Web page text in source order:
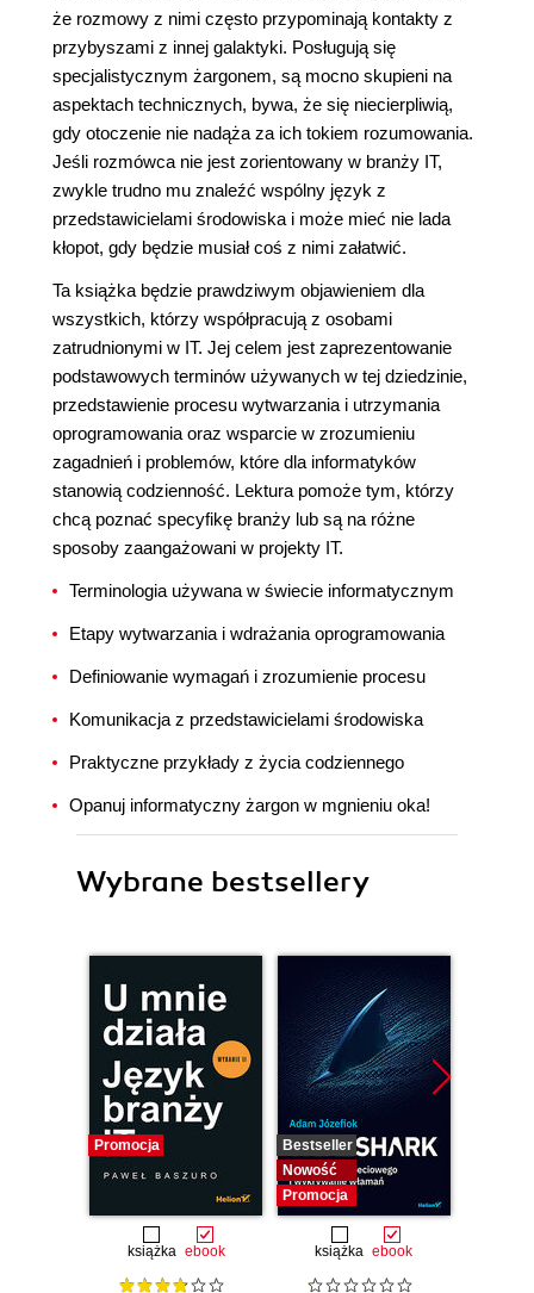
że rozmowy z nimi często przypominają kontakty z
przybyszami z innej galaktyki. Posługują się
specjalistycznym żargonem, są mocno skupieni na
aspektach technicznych, bywa, że się niecierpliwią,
gdy otoczenie nie nadąża za ich tokiem rozumowania.
Jeśli rozmówca nie jest zorientowany w branży IT,
zwykle trudno mu znaleźć wspólny język z
przedstawicielami środowiska i może mieć nie lada
kłopot, gdy będzie musiał coś z nimi załatwić.
Ta książka będzie prawdziwym objawieniem dla
wszystkich, którzy współpracują z osobami
zatrudnionymi w IT. Jej celem jest zaprezentowanie
podstawowych terminów używanych w tej dziedzinie,
przedstawienie procesu wytwarzania i utrzymania
oprogramowania oraz wsparcie w zrozumieniu
zagadnień i problemów, które dla informatyków
stanowią codzienność. Lektura pomoże tym, którzy
chcą poznać specyfikę branży lub są na różne
sposoby zaangażowani w projekty IT.
Terminologia używana w świecie informatycznym
Etapy wytwarzania i wdrażania oprogramowania
Definiowanie wymagań i zrozumienie procesu
Komunikacja z przedstawicielami środowiska
Praktyczne przykłady z życia codziennego
Opanuj informatyczny żargon w mgnieniu oka!
Wybrane bestsellery
Promocja
książka ebook
Bestseller
Nowość
Promocja
książka ebook